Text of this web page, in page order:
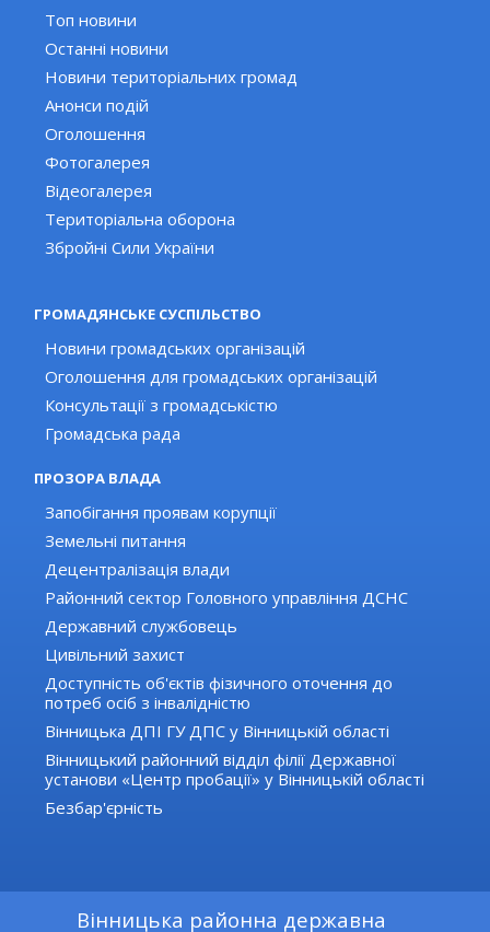
Топ новини
Останні новини
Новини територіальних громад
Анонси подій
Оголошення
Фотогалерея
Відеогалерея
Територіальна оборона
Збройні Сили України
ГРОМАДЯНСЬКЕ СУСПІЛЬСТВО
Новини громадських організацій
Оголошення для громадських організацій
Консультації з громадськістю
Громадська рада
ПРОЗОРА ВЛАДА
Запобігання проявам корупції
Земельні питання
Децентралізація влади
Районний сектор Головного управління ДСНС
Державний службовець
Цивільний захист
Доступність об'єктів фізичного оточення до
потреб осіб з інвалідністю
Вінницька ДПІ ГУ ДПС у Вінницькій області
Вінницький районний відділ філії Державної
установи «Центр пробації» у Вінницькій області
Безбар'єрність
Вінницька районна державна